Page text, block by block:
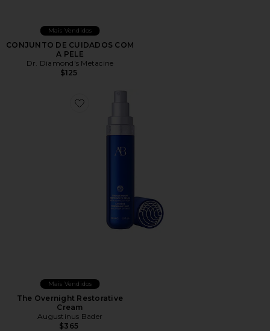
Mais Vendidos
CONJUNTO DE CUIDADOS COM
A PELE
Dr. Diamond's Metacine
$125
Favorite The Overnight Restorative Cream
Mais Vendidos
The Overnight Restorative
Cream
Augustinus Bader
$365